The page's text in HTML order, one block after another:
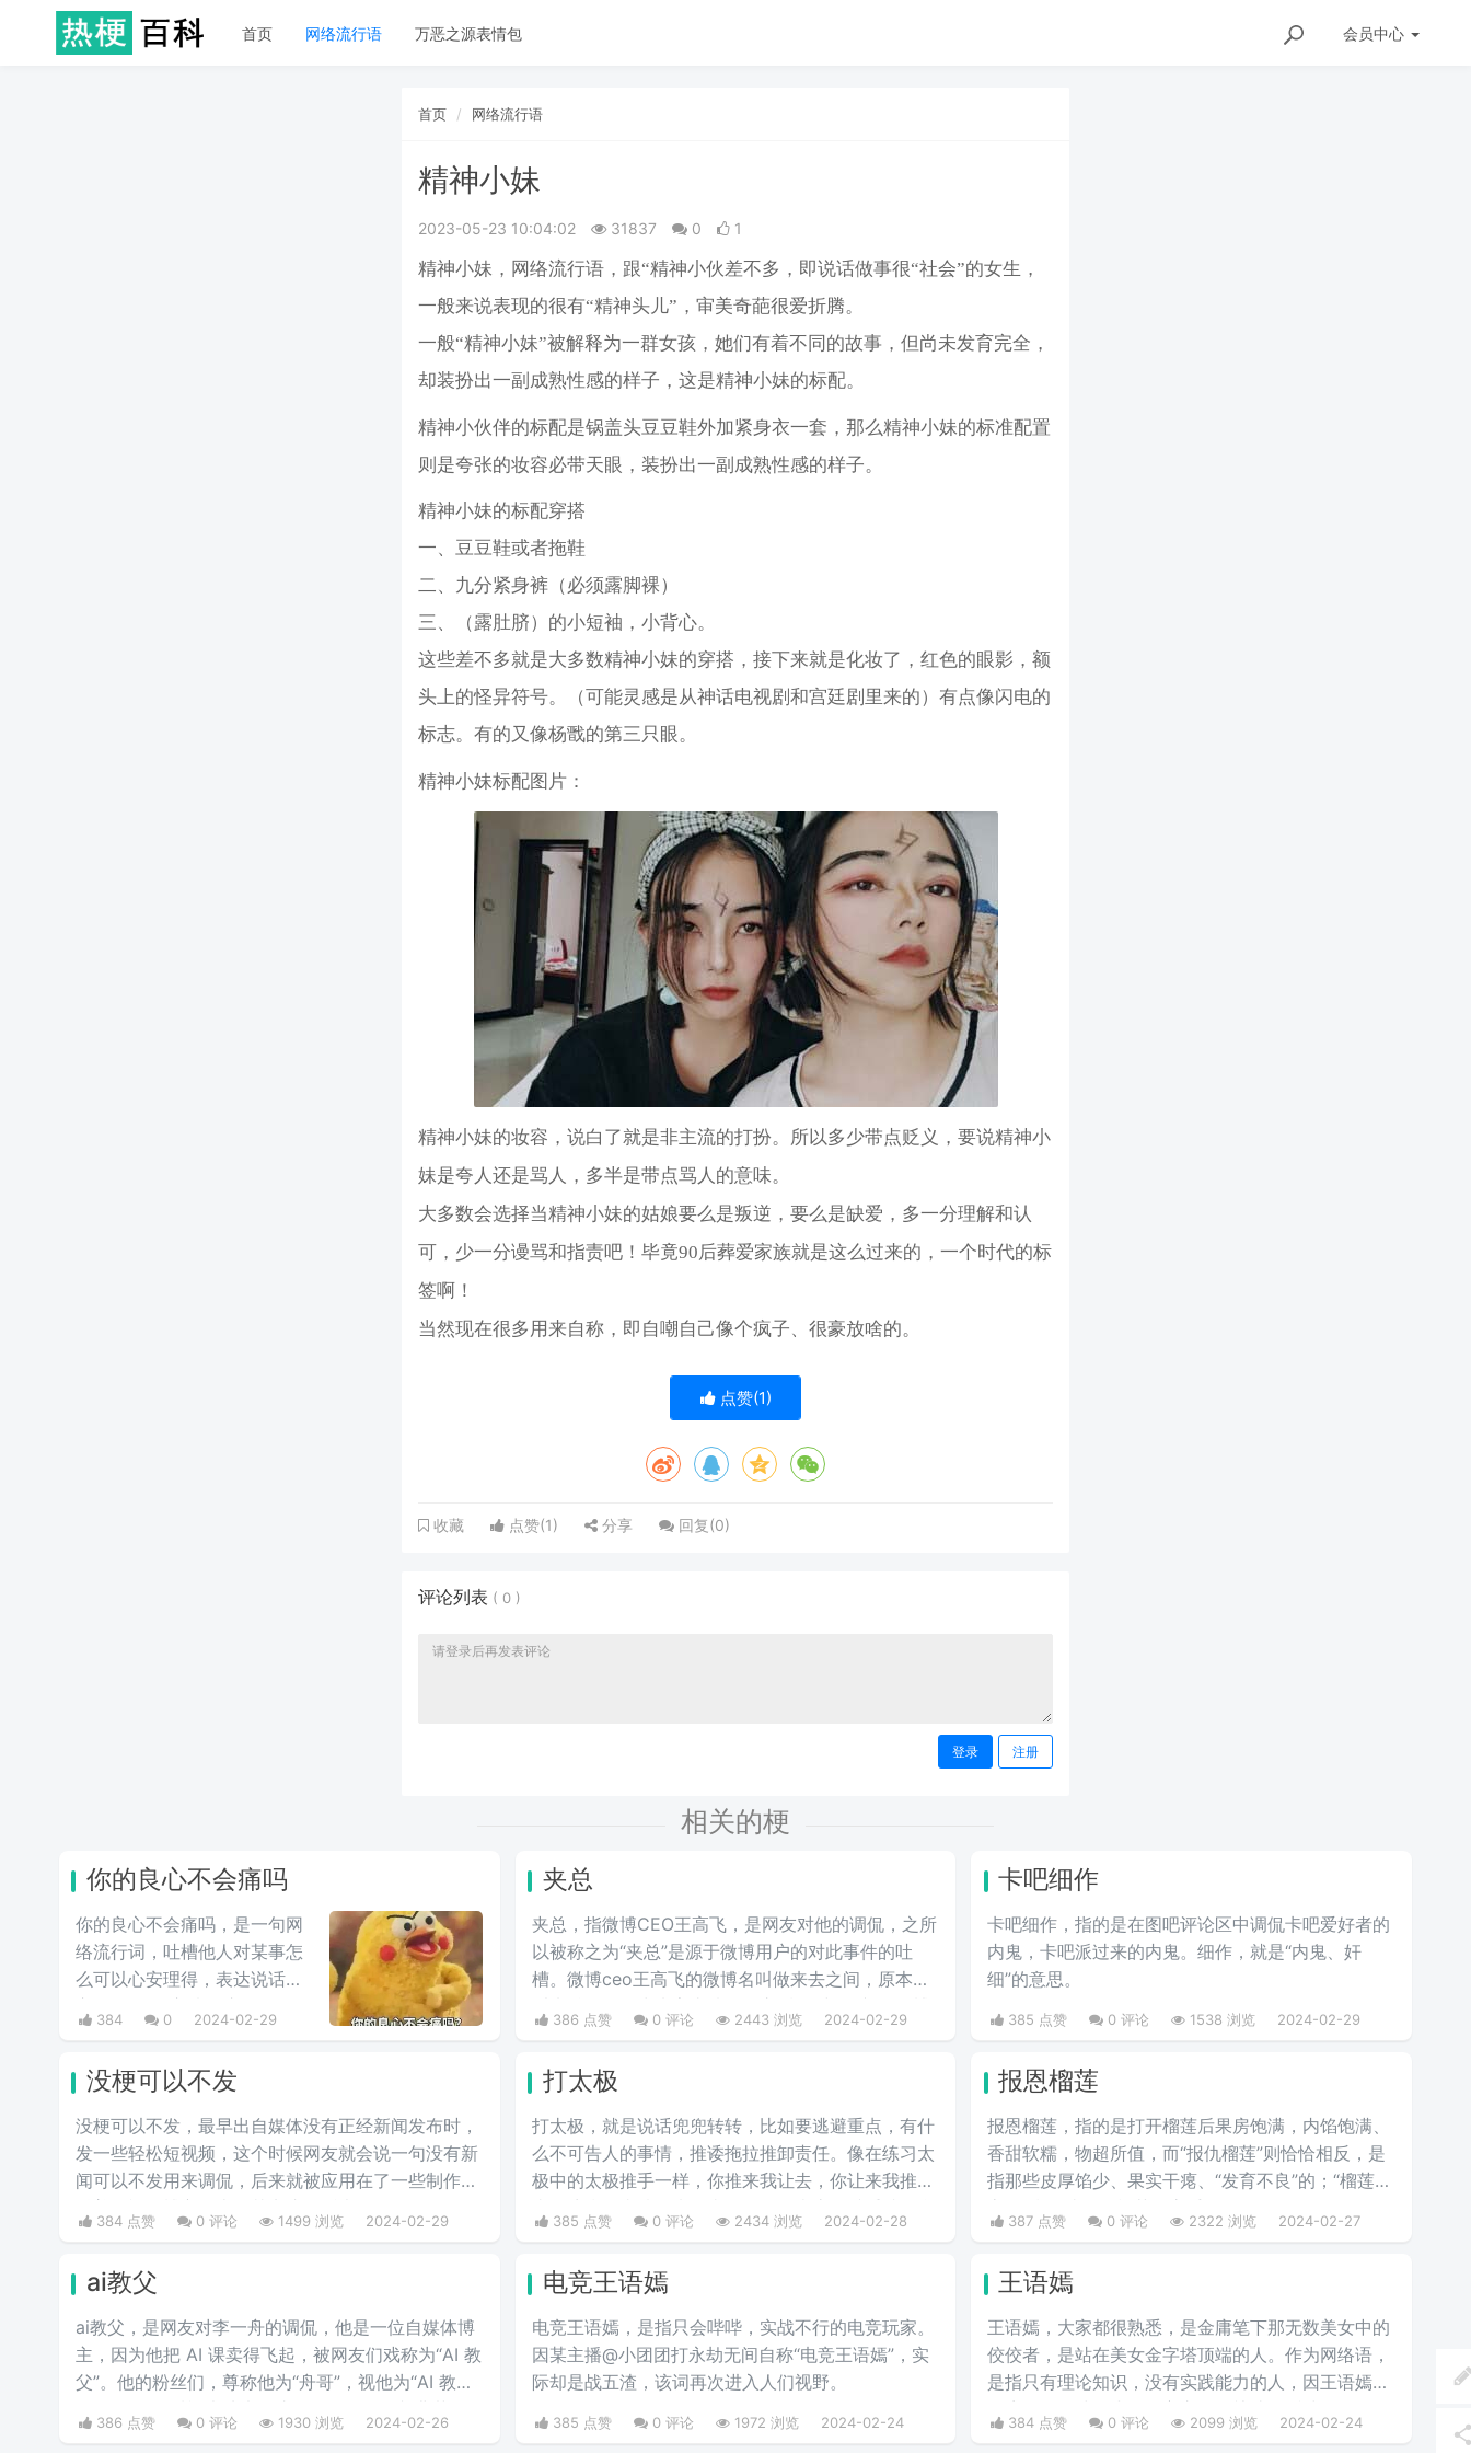
首页 网络流行语 万恶之源表情包 会员中心
首页 网络流行语
精神小妹
2023-05-23 10:04:02 31837 0 1
精神小妹，网络流行语，跟“精神小伙差不多，即说话做事很“社会”的女生，
一般来说表现的很有“精神头儿”，审美奇葩很爱折腾。
一般“精神小妹”被解释为一群女孩，她们有着不同的故事，但尚未发育完全，
却装扮出一副成熟性感的样子，这是精神小妹的标配。
精神小伙伴的标配是锅盖头豆豆鞋外加紧身衣一套，那么精神小妹的标准配置
则是夸张的妆容必带天眼，装扮出一副成熟性感的样子。
精神小妹的标配穿搭
一、豆豆鞋或者拖鞋
二、九分紧身裤（必须露脚裸）
三、（露肚脐）的小短袖，小背心。
这些差不多就是大多数精神小妹的穿搭，接下来就是化妆了，红色的眼影，额
头上的怪异符号。（可能灵感是从神话电视剧和宫廷剧里来的）有点像闪电的
标志。有的又像杨戬的第三只眼。
精神小妹标配图片：
精神小妹的妆容，说白了就是非主流的打扮。所以多少带点贬义，要说精神小
妹是夸人还是骂人，多半是带点骂人的意味。
大多数会选择当精神小妹的姑娘要么是叛逆，要么是缺爱，多一分理解和认
可，少一分谩骂和指责吧！毕竟90后葬爱家族就是这么过来的，一个时代的标
签啊！
当然现在很多用来自称，即自嘲自己像个疯子、很豪放啥的。
点赞(1)
收藏 点赞(1) 分享 回复(0)
评论列表 ( 0 )
登录 注册
相关的梗
你的良心不会痛吗
你的良心不会痛吗，是一句网
络流行词，吐槽他人对某事怎
么可以心安理得，表达说话人
意思。网络上主要用于吐槽别
人不会内疚吗，来源于热图鹦
鹉兄弟表情包，火于知乎，该
词也被《咬文嚼字》评为2017
年度十大流行语之一，现在多
用于聊天中的表情包。
384 0 2024-02-29
夹总
夹总，指微博CEO王高飞，是网友对他的调侃，之所
以被称之为“夹总”是源于微博用户的对此事件的吐
槽。微博ceo王高飞的微博名叫做来去之间，原本是
把屏蔽敏感字的行为称为“夹”，所以来去之间喜提夹
386 点赞 0 评论 2443 浏览 2024-02-29
卡吧细作
卡吧细作，指的是在图吧评论区中调侃卡吧爱好者的
内鬼，卡吧派过来的内鬼。细作，就是“内鬼、奸
细”的意思。
385 点赞 0 评论 1538 浏览 2024-02-29
没梗可以不发
没梗可以不发，最早出自媒体没有正‌‌‌‌‌‌‌‌经新闻发布时，
发一些轻松短视频，这个时候网友就会说一句没有新
闻可以不发用来调侃，后来就被应用在了一些制作梗
多的是带有玩梗的意味。“解梗博主”的嘲讽发言，指
的新梗，只好发一些烂梗、破梗、旧梗来敷衍了事，
不被认可时，网友们就会评论一句“没梗可以不发”。
384 点赞 0 评论 1499 浏览 2024-02-29
打太极
打太极，就是说话兜兜转转，比如要逃避重点，有什
么不可告人的事情，推诿拖拉推卸责任。像在练习太
极中的太极推手一样，你推来我让去，你让来我推
糊不说实话。
385 点赞 0 评论 2434 浏览 2024-02-28
报恩榴莲
报恩榴莲，指的是打开榴莲后果房饱满，内馅饱满、
香甜软糯，物超所值，而“报仇榴莲”则恰恰相反，是
指那些皮厚馅少、果实干瘪、“发育不良”的；“榴莲刺
387 点赞 0 评论 2322 浏览 2024-02-27
ai教父
ai教父，是网友对李一舟的调侃，他是一位自媒体博
主，因为他把 AI 课卖得飞起，被网友们戏称为“AI 教
父”。他的粉丝们，尊称他为“舟哥”，视他为“AI 教
的“知识网红”，有人说他的课程是“智商税”。
386 点赞 0 评论 1930 浏览 2024-02-26
电竞王语嫣
电竞王语嫣，是指只会哔哔，实战不行的电竞玩家。
因某主播@小团团打永劫无间自称“电竞王语嫣”，实
际却是战五渣，该词再次进入人们视野。
385 点赞 0 评论 1972 浏览 2024-02-24
王语嫣
王语嫣，大家都很熟悉，是金庸笔下那无数美女中的
佼佼者，是站在美女金字塔顶端的人。作为网络语，
是指只有理论知识，没有实践能力的人，因王语嫣是
能看得出各个门派的武功招式，是一位武学理论家，
384 点赞 0 评论 2099 浏览 2024-02-24